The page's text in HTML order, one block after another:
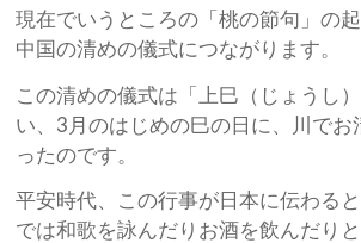
現在でいうところの「桃の節句」の起
中国の清めの儀式につながります。
この清めの儀式は「上巳（じょうし
い、3月のはじめの巳の日に、川でお
ったのです。
平安時代、この行事が日本に伝わる
では和歌を詠んだりお酒を飲んだり